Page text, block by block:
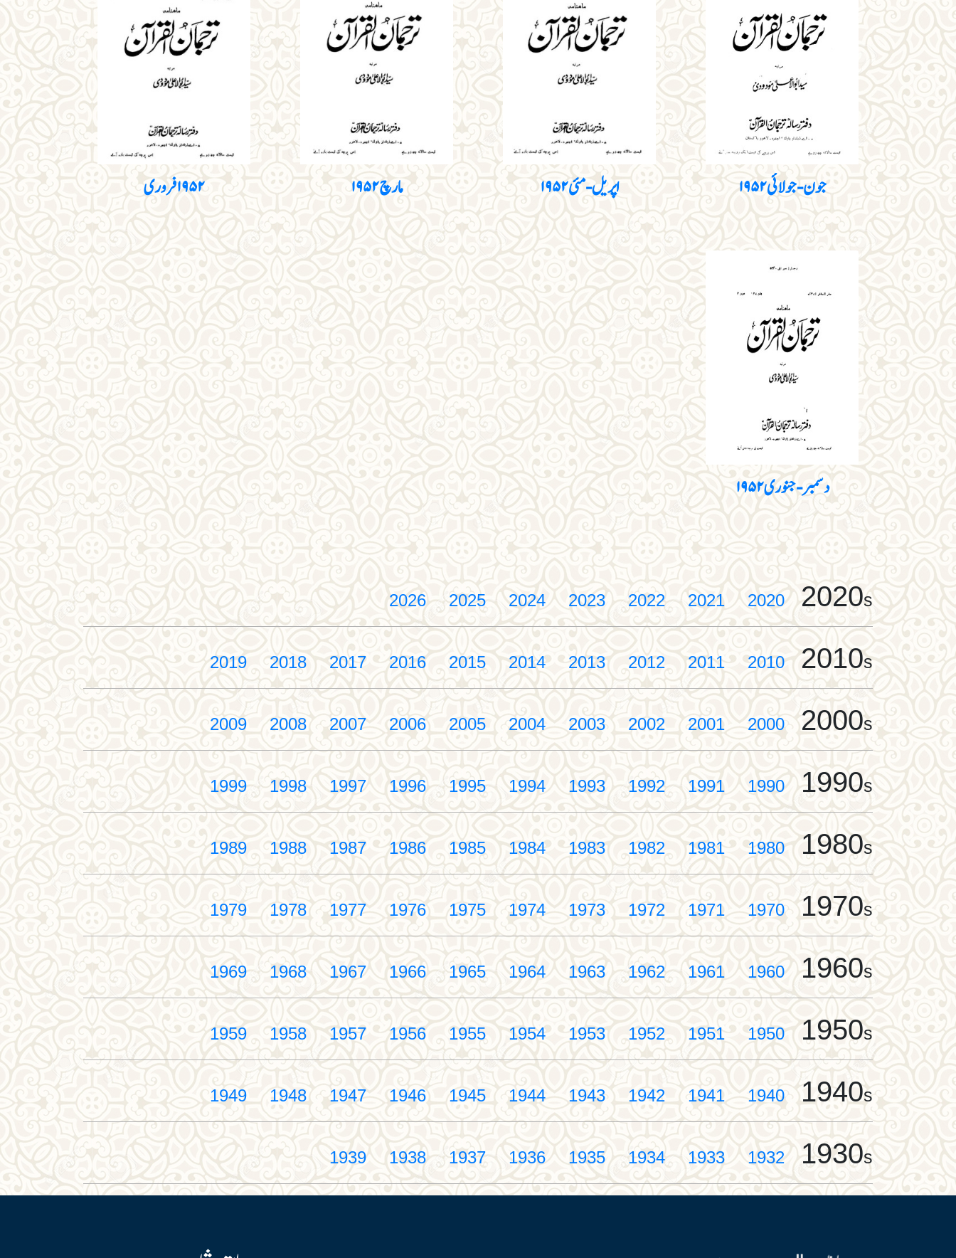
جون - جولا‏ئی ۱۹۵۲ اپریل - مئی ۱۹۵۲ مارچ ۱۹۵۲ ۱۹۵۲ فروری
دسمبر - جنوری ۱۹۵۲
2020s
2020
2021
2022
2023
2024
2025
2026
2010s
2010
2011
2012
2013
2014
2015
2016
2017
2018
2019
2000s
2000
2001
2002
2003
2004
2005
2006
2007
2008
2009
1990s
1990
1991
1992
1993
1994
1995
1996
1997
1998
1999
1980s
1980
1981
1982
1983
1984
1985
1986
1987
1988
1989
1970s
1970
1971
1972
1973
1974
1975
1976
1977
1978
1979
1960s
1960
1961
1962
1963
1964
1965
1966
1967
1968
1969
1950s
1950
1951
1952
1953
1954
1955
1956
1957
1958
1959
1940s
1940
1941
1942
1943
1944
1945
1946
1947
1948
1949
1930s
1932
1933
1934
1935
1936
1937
1938
1939